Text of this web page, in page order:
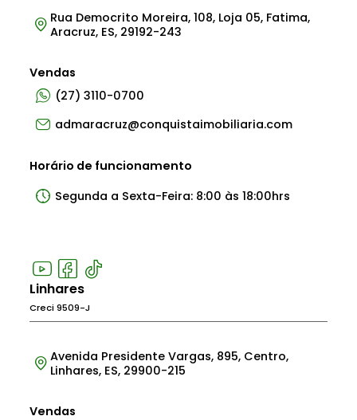
Rua Democrito Moreira, 108, Loja 05, Fatima,
Aracruz, ES, 29192-243
Vendas
(27) 3110-0700
admaracruz@conquistaimobiliaria.com
Horário de funcionamento
Segunda a Sexta-Feira: 8:00 às 18:00hrs
Linhares
Creci 9509-J
Avenida Presidente Vargas, 895, Centro,
Linhares, ES, 29900-215
Vendas